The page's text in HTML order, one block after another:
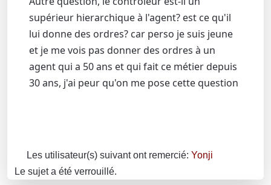
supérieur hierarchique à l'agent? est ce qu'il
lui donne des ordres? car perso je suis jeune
et je me vois pas donner des ordres à un
agent qui a 50 ans et qui fait ce métier depuis
30 ans, j'ai peur qu'on me pose cette question
Les utilisateur(s) suivant ont remercié: Yonji
Le sujet a été verrouillé.